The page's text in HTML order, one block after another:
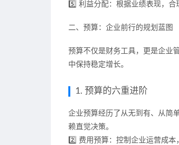
5️⃣ 利益分配：根据业绩表现，合
二、预算：企业前行的规划蓝图
预算不仅是财务工具，更是企业
中保持稳定增长。
1. 预算的六重进阶
企业预算经历了 从无到有、从简
赖直觉决策。
2️⃣ 费用预算：控制企业运营成本